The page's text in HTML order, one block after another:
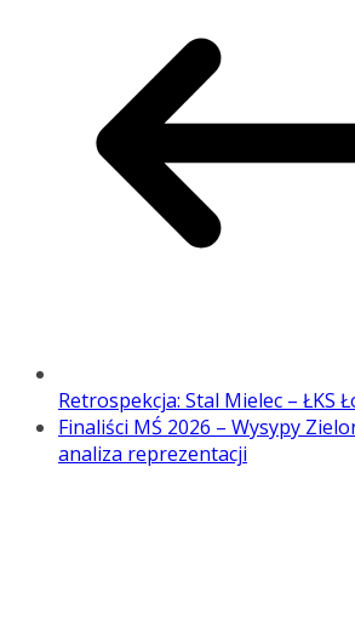
Retrospekcja: Stal Mielec – ŁKS
Finaliści MŚ 2026 – Wysypy
analiza reprezentacji